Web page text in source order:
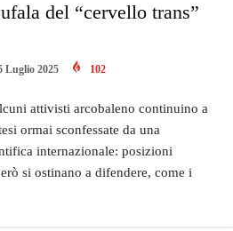
del “cervello trans”
Luglio 2025 102
attivisti arcobaleno continuino a
ormai sconfessate da una
internazionale: posizioni
si ostinano a difendere, come i